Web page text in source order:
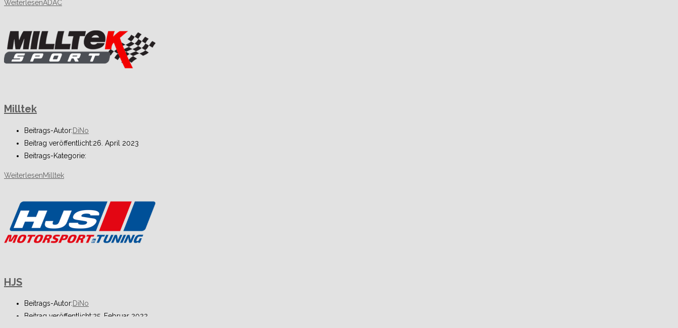
WeiterlesenADAC
Milltek
Beitrags-Autor:DiNo
Beitrag veröffentlicht:26. April 2023
Beitrags-Kategorie:
WeiterlesenMilltek
HJS
Beitrags-Autor:DiNo
Beitrag veröffentlicht:25. Februar 2022